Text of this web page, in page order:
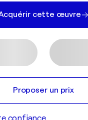
cette œuvre
Proposer un prix